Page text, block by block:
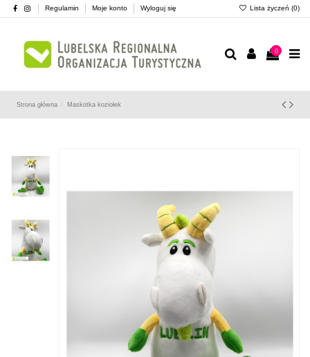
Regulamin Moje konto Wyloguj się Lista życzeń (0)
0
Strona główna Maskotka koziołek